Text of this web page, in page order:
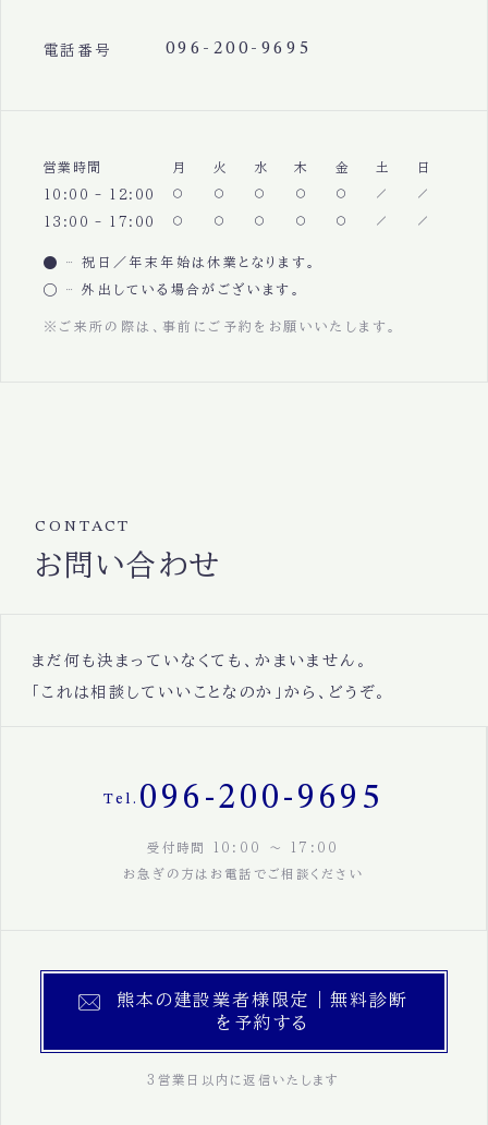
電話番号 096-200-9695
営業時間 月 火 水 木 金 土 日
10:00 - 12:00
13:00 - 17:00
祝日／年末年始は休業となります。
外出している場合がございます。
※ご来所の際は、事前にご予約をお願いいたします。
CONTACT
お問い合わせ
まだ何も決まっていなくても、かまいません。
「これは相談していいことなのか」から、どうぞ。
Tel. 096-200-9695
受付時間 10:00 〜 17:00
お急ぎの方はお電話でご相談ください
熊本の建設業者様限定｜無料診断
を予約する
3営業日以内に返信いたします